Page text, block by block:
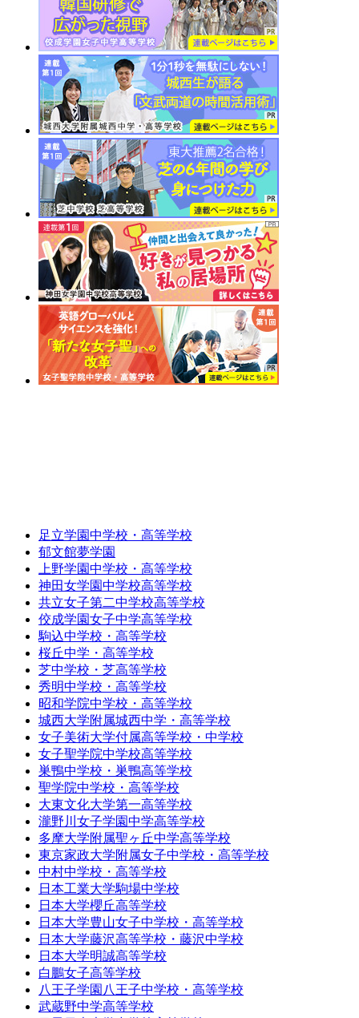
足立学園中学校・高等学校
郁文館夢学園
上野学園中学校・高等学校
神田女学園中学校高等学校
共立女子第二中学校高等学校
佼成学園女子中学高等学校
駒込中学校・高等学校
桜丘中学・高等学校
芝中学校・芝高等学校
秀明中学校・高等学校
昭和学院中学校・高等学校
城西大学附属城西中学・高等学校
女子美術大学付属高等学校・中学校
女子聖学院中学校高等学校
巣鴨中学校・巣鴨高等学校
聖学院中学校・高等学校
大東文化大学第一高等学校
瀧野川女子学園中学高等学校
多摩大学附属聖ヶ丘中学高等学校
東京家政大学附属女子中学校・高等学校
中村中学校・高等学校
日本工業大学駒場中学校
日本大学櫻丘高等学校
日本大学豊山女子中学校・高等学校
日本大学藤沢高等学校・藤沢中学校
日本大学明誠高等学校
白鵬女子高等学校
八王子学園八王子中学校・高等学校
武蔵野中学高等学校